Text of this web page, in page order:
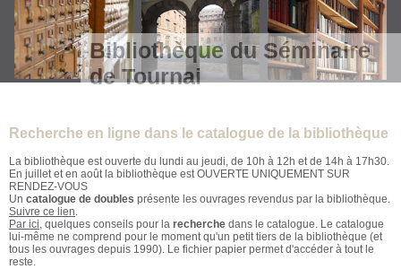
Bibliothèque du Séminaire
de Tournai
Recherche en ligne dans le catalogue de la bibliothèque
La bibliothèque est ouverte du lundi au jeudi, de 10h à 12h et de 14h à 17h30.
En juillet et en août la bibliothèque est OUVERTE UNIQUEMENT SUR
RENDEZ-VOUS
Un catalogue de doubles présente les ouvrages revendus par la bibliothèque.
Suivre ce lien.
Par ici, quelques conseils pour la recherche dans le catalogue. Le catalogue
lui-même ne comprend pour le moment qu'un petit tiers de la bibliothèque (et
tous les ouvrages depuis 1990). Le fichier papier permet d'accéder à tout le
reste.